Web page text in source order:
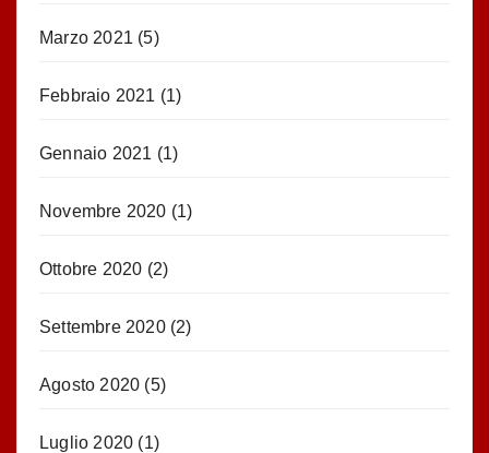
Marzo 2021 (5)
Febbraio 2021 (1)
Gennaio 2021 (1)
Novembre 2020 (1)
Ottobre 2020 (2)
Settembre 2020(2)
Agosto 2020 (5)
Luglio 2020 (1)